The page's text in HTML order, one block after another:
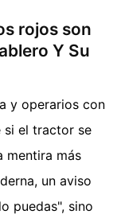
rojos son
Y Su
y operarios con
si el tractor se
mentira más
un aviso
puedas", sino